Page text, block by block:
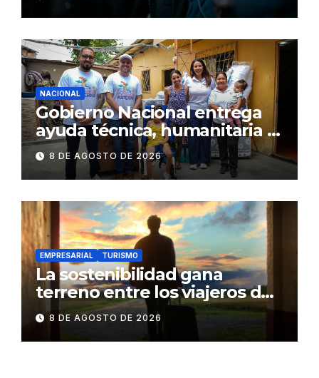
NACIONAL
Gobierno Nacional entrega
ayuda técnica, humanitaria y
Bono Joaquín Gallegos Lara a
familia en situación de
vulnerabilidad
8 DE AGOSTO DE 2026
EMPRESARIAL TURISMO
La sostenibilidad gana
terreno entre los viajeros de
negocios
8 DE AGOSTO DE 2026